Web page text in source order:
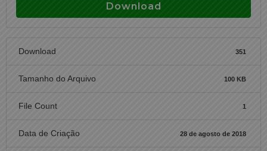
Download
Download 351
Tamanho do Arquivo 100 KB
File Count 1
Data de Criação 28 de agosto de 2018